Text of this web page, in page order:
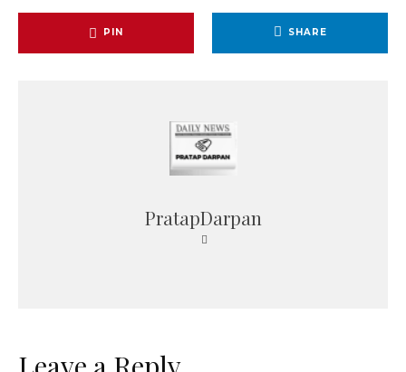
PIN SHARE
PratapDarpan